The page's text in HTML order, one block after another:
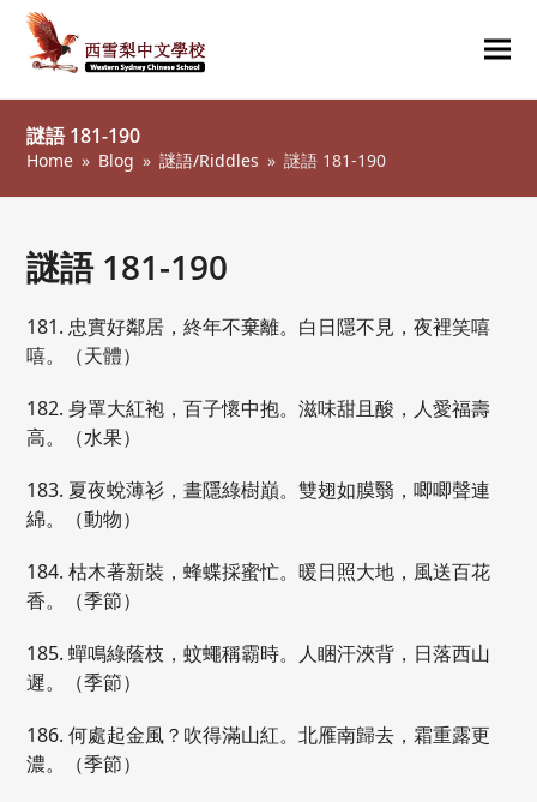
謎語 181-190
Home » Blog » 謎語/Riddles » 謎語 181-190
謎語 181-190
181. 忠實好鄰居，終年不棄離。白日隱不見，夜裡笑嘻
嘻。（天體）
182. 身罩大紅袍，百子懷中抱。滋味甜且酸，人愛福壽
高。（水果）
183. 夏夜蛻薄衫，晝隱綠樹巔。雙翅如膜翳，唧唧聲連
綿。（動物）
184. 枯木著新裝，蜂蝶採蜜忙。暖日照大地，風送百花
香。（季節）
185. 蟬鳴綠蔭枝，蚊蠅稱霸時。人睏汗浹背，日落西山
遲。（季節）
186. 何處起金風？吹得滿山紅。北雁南歸去，霜重露更
濃。（季節）